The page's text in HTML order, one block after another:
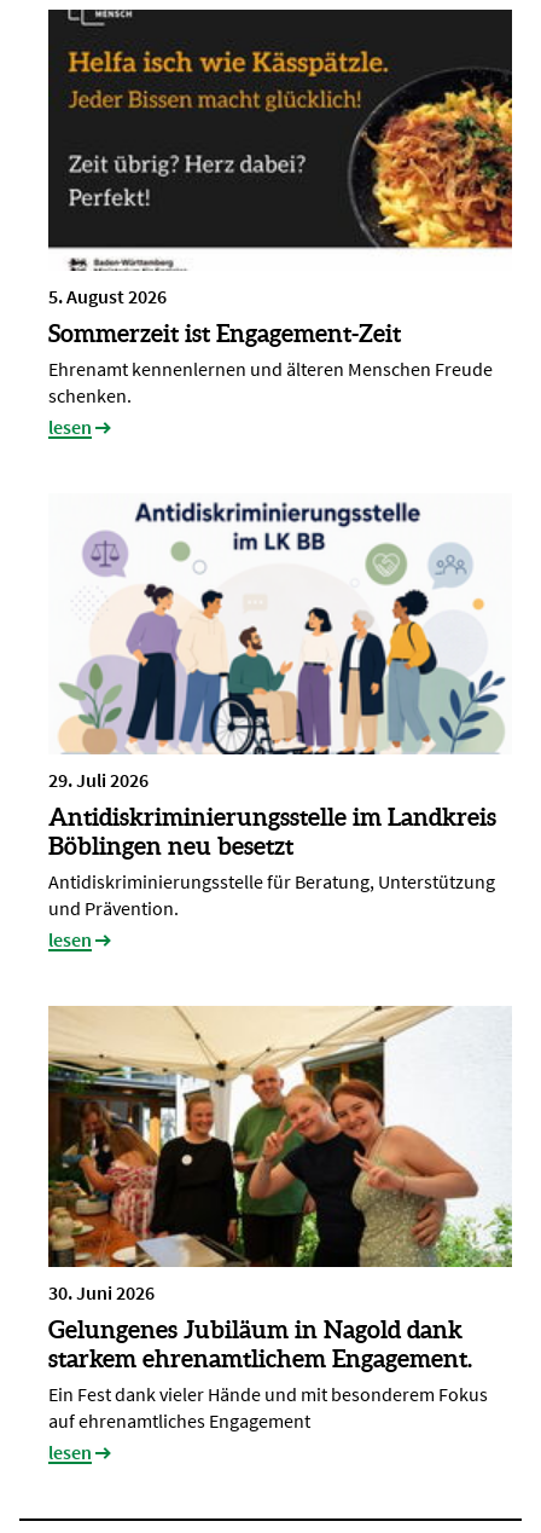
5. August 2026
Sommerzeit ist Engagement-Zeit
Ehrenamt kennenlernen und älteren Menschen Freude
schenken.
lesen
29. Juli 2026
Antidiskriminierungsstelle im Landkreis
Böblingen neu besetzt
Antidiskriminierungsstelle für Beratung, Unterstützung
und Prävention.
lesen
30. Juni 2026
Gelungenes Jubiläum in Nagold dank
starkem ehrenamtlichem Engagement.
Ein Fest dank vieler Hände und mit besonderem Fokus
auf ehrenamtliches Engagement
lesen